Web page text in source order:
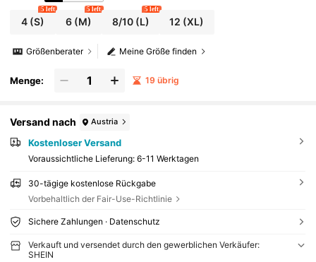
4 (S)
5 left
6 (M)
5 left
8/10(L)
5 left
12 (XL)
Meine Größe finden
Größenberater
Menge: 19 übrig
Versand nach Austria
Kostenloser Versand
Voraussichtliche Lieferung: 6-11 Werktagen
30-tägige kostenlose Rückgabe
Vorbehaltlich der Fair-Use-Richtlinie
Sichere Zahlungen · Datenschutz
Verkauft und versendet durch den gewerblichen Verkäufer:
SHEIN